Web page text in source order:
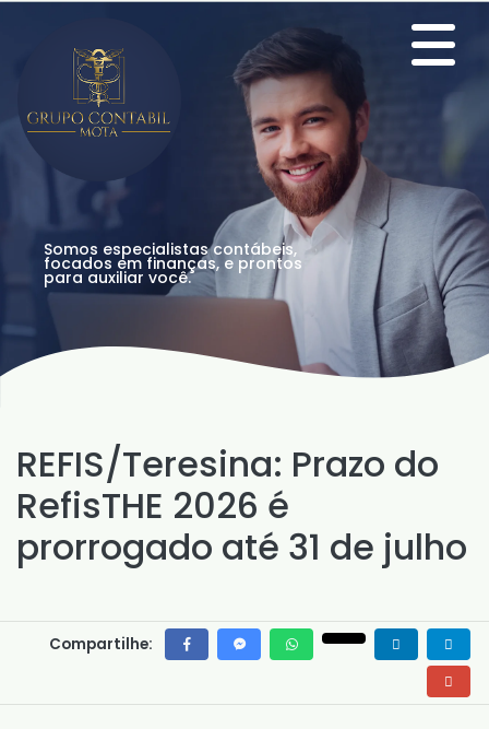
Somos especialistas contábeis,
focados em finanças, e prontos
para auxiliar você.
REFIS/Teresina: Prazo do
RefisTHE 2026 é
prorrogado até 31 de julho
Compartilhe: